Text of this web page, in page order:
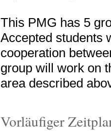
This PMG has 5
Accepted students
cooperation
group will work on
area described
Vorläufiger